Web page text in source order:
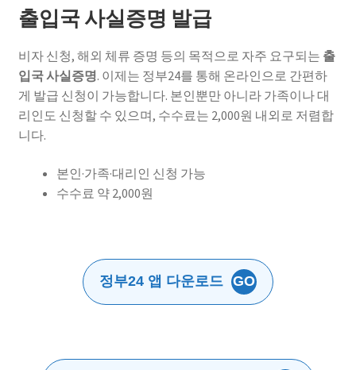
출입국 사실증명 발급
비자 신청, 해외 체류 증명 등의 목적으로 자주 요구되는 출
입국 사실증명. 이제는 정부24를 통해 온라인으로 간편하
게 발급 신청이 가능합니다. 본인뿐만 아니라 가족이나 대
리인도 신청할 수 있으며, 수수료는 2,000원 내외로 저렴합
니다.
본인·가족·대리인 신청 가능
수수료 약 2,000원
정부24 앱 다운로드 GO